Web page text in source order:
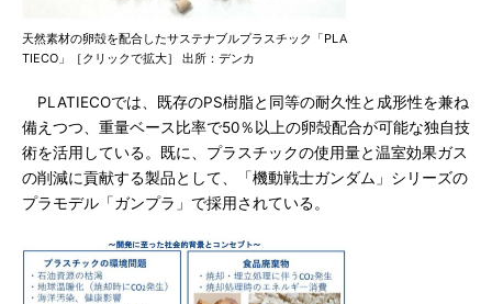
天然素材の卵殻を配合したサステナブルプラスチック「PLA
TIECO」［クリックで拡大］ 出所：デンカ
PLATIECOでは、既存のPS樹脂と同等の耐久性と成形性を兼ね
備えつつ、重量ベース比率で50％以上の卵殻配合が可能な独自技
術を活用している。既に、プラスチックの使用量と温室効果ガス
の削減に貢献する製品として、「機動戦士ガンダム」シリーズの
プラモデル「ガンプラ」で採用されている。